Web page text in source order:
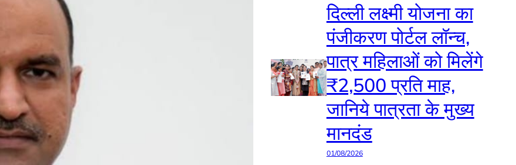
दिल्ली लक्ष्मी योजना का
पंजीकरण पोर्टल लॉन्च,
पात्र महिलाओं को मिलेंगे
₹2,500 प्रति माह,
जानिये पात्रता के मुख्य
मानदंड
01/08/2026